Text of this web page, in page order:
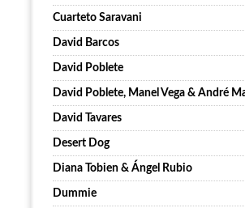
Cuarteto Saravani
David Barcos
David Poblete
David Poblete, Manel Vega & André
David Tavares
Desert Dog
Diana Tobien & Ángel Rubio
Dummie